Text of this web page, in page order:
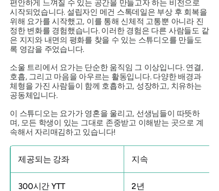
편안하게 느껴질 수 있는 공간을 만들고자 하는 비전으로
시작되었습니다. 설립자인 메건 스톡데일은 부상 후 회복을
위해 요가를 시작했고, 이를 통해 신체적 고통뿐 아니라 진
정한 변화를 경험했습니다. 이러한 경험은 다른 사람들도 같
은 지지와 내면의 평화를 찾을 수 있는 스튜디오를 만들도
록 영감을 주었습니다.
소울 트리에서 요가는 단순한 움직임 그 이상입니다. 연결,
호흡, 그리고 마음을 아우르는 활동입니다. 다양한 배경과
체형을 가진 사람들이 함께 호흡하고, 성장하고, 치유하는
공동체입니다.
이 스튜디오는 요가가 영혼을 울리고, 선생님들이 따뜻하
며, 모든 학생이 있는 그대로 존중받고 이해받는 곳으로 계
속해서 자리매김하고 있습니다!
제공되는 강좌 지속
300시간 YTT 2년